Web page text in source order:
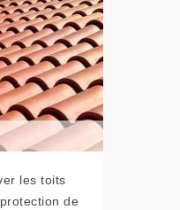
les toits
de